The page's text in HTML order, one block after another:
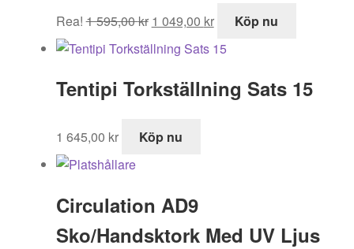
Rea! 1 595,00kr
ursprungliga
priset
1
1 049,00 kr
nuvarande
priset
1
Köp nu
Tentipi Torkställning Sats 15
1 645,00 kr Köp nu
Circulation AD9
Sko/Handsktork Med UV Ljus